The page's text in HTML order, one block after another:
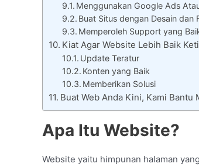
Menggunakan Google Ads
Buat Situs dengan Desain dan
Memperoleh Support yang
Kiat Agar Website Lebih Baik
Update Teratur
Konten yang Baik
Memberikan Solusi
Buat Web Anda Kini, Kami Bantu
Apa Itu Website?
Website yaitu himpunan halaman